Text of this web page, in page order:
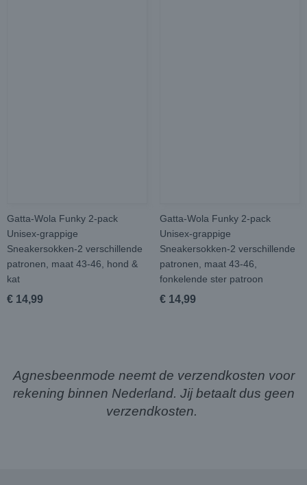
Gatta-Wola Funky 2-pack
Unisex-grappige
Sneakersokken-2 verschillende
patronen, maat 43-46, hond &
kat
€ 14,99
Gatta-Wola Funky 2-pack
Unisex-grappige
Sneakersokken-2 verschillende
patronen, maat 43-46,
fonkelende ster patroon
€ 14,99
Agnesbeenmode neemt de verzendkosten voor
rekening binnen Nederland. Jij betaalt dus geen
verzendkosten.